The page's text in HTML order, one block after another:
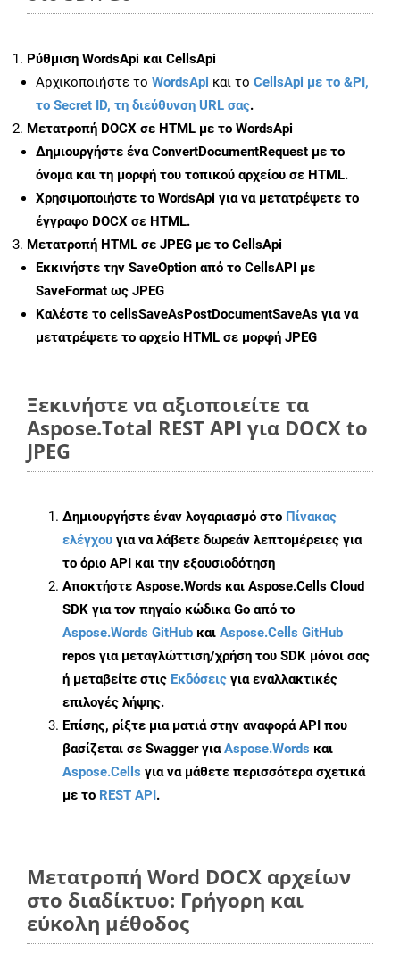
Ρύθμιση WordsApi και CellsApi
Αρχικοποιήστε το WordsApi και το CellsApi με το &PI,
το Secret ID, τη διεύθυνση URL σας.
Μετατροπή DOCX σε HTML με το WordsApi
Δημιουργήστε έναConvertDocumentRequest με το
όνομα και τη μορφή του τοπικού αρχείου σε HTML.
Χρησιμοποιήστε το WordsApi για να μετατρέψετε το
έγγραφο DOCX σε HTML.
Μετατροπή HTML σε JPEG με το CellsApi
Εκκινήστε την SaveOption από το CellsAPI με
SaveFormat ως JPEG
Καλέστε το cellsSaveAsPostDocumentSaveAs για να
μετατρέψετε το αρχείο HTML σε μορφή JPEG
Ξεκινήστε να αξιοποιείτε τα
Aspose.Total REST API για DOCX to
JPEG
Δημιουργήστε έναν λογαριασμό στο Πίνακας
ελέγχου για να λάβετε δωρεάν λεπτομέρειες για
το όριο API και την εξουσιοδότηση
Αποκτήστε Aspose.Words και Aspose.Cells Cloud
SDK για τον πηγαίο κώδικα Go από το
Aspose.Words GitHub και Aspose.Cells GitHub
repos για μεταγλώττιση/χρήση του SDK μόνοι σας
ή μεταβείτε στις Εκδόσεις για εναλλακτικές
επιλογές λήψης.
Επίσης, ρίξτε μια ματιά στην αναφορά API που
βασίζεται σε Swagger γιαAspose.Words και
Aspose.Cells για να μάθετε περισσότερα σχετικά
με το REST API.
Μετατροπή Word DOCX αρχείων
στο διαδίκτυο: Γρήγορη και
εύκολη μέθοδος